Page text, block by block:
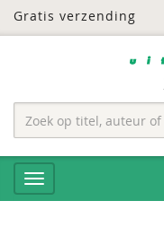
Gratis verzending